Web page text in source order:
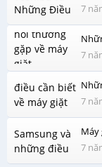
7
7
7
Máy
7